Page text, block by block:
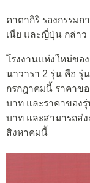
คาตากิริ รองกรรมก
เนีย และญี่ปุ่น กล่าว
โรงงานแห่งใหม่ขอ
นาวารา 2 รุ่น คือ รุ่
กรกฎาคมนี้ ราคาข
บาท และราคาของ
บาท และสามารถส่
สิงหาคมนี้